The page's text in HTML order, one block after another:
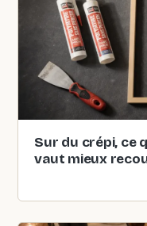
Sur du crépi, ce
vaut mieux